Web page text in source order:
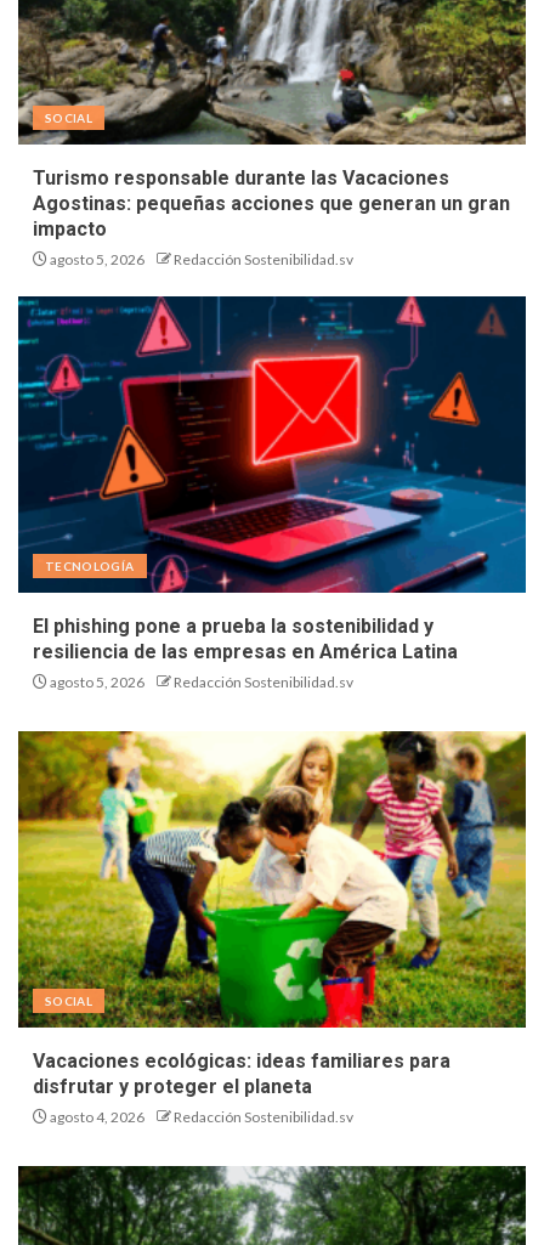
SOCIAL
Turismo responsable durante las Vacaciones
Agostinas: pequeñas acciones que generan un gran
impacto
agosto 5, 2026 Redacción Sostenibilidad.sv
TECNOLOGÍA
El phishing pone a prueba la sostenibilidad y
resiliencia de las empresas en América Latina
agosto 5, 2026 Redacción Sostenibilidad.sv
SOCIAL
Vacaciones ecológicas: ideas familiares para
disfrutar y proteger el planeta
agosto 4, 2026 Redacción Sostenibilidad.sv